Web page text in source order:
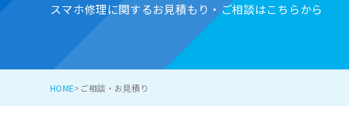
スマホ修理に関するお見積もり・ご相談はこちらから
HOME ご相談・お見積り